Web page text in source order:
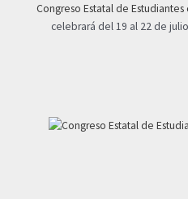
Congreso Estatal de Estudiantes
celebrará del 19 al 22 de